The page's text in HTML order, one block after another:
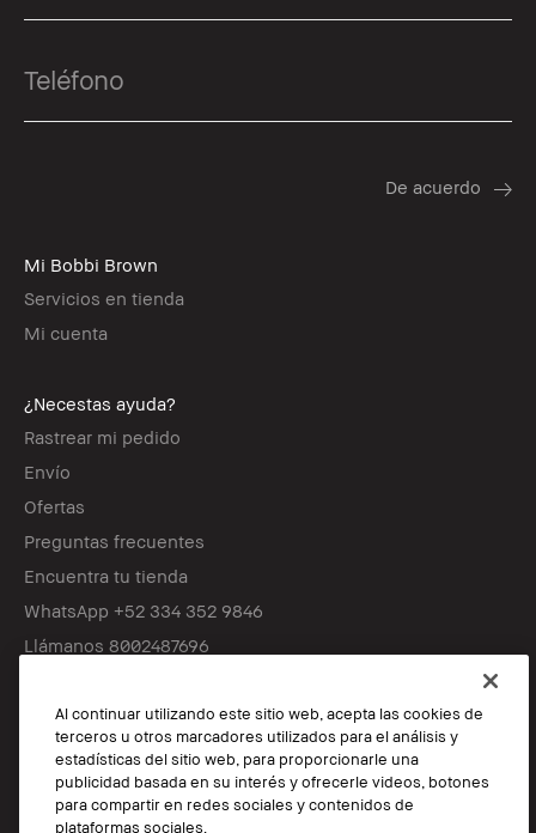
Mi Bobbi Brown
Servicios en tienda
Mi cuenta
¿Necestas ayuda?
Rastrear mi pedido
Envío
Ofertas
Preguntas frecuentes
Encuentra tu tienda
WhatsApp +52 334 352 9846
Llámanos 8002487696
Síguenos
© Bobbi Brown Professional Cosmetics, Inc. Reservados todos los
Al continuar utilizando este sitio web, acepta las cookies de
terceros u otros marcadores utilizados para el análisis y
estadísticas del sitio web, para proporcionarle una
publicidad basada en su interés y ofrecerle videos, botones
para compartir en redes sociales y contenidos de
plataformas sociales.